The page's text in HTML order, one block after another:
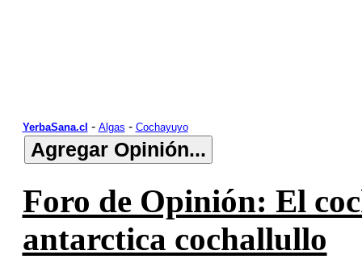
YerbaSana.cl - Algas - Cochayuyo
Foro de Opinión: El
antarctica cochallullo